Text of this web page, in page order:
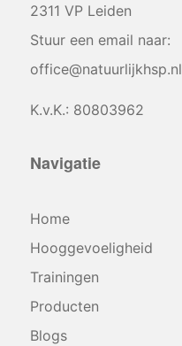
2311 VP Leiden
Stuur een email naar:
office@natuurlijkhsp.nl
K.v.K.: 80803962
Navigatie
Home
Hooggevoeligheid
Trainingen
Producten
Blogs